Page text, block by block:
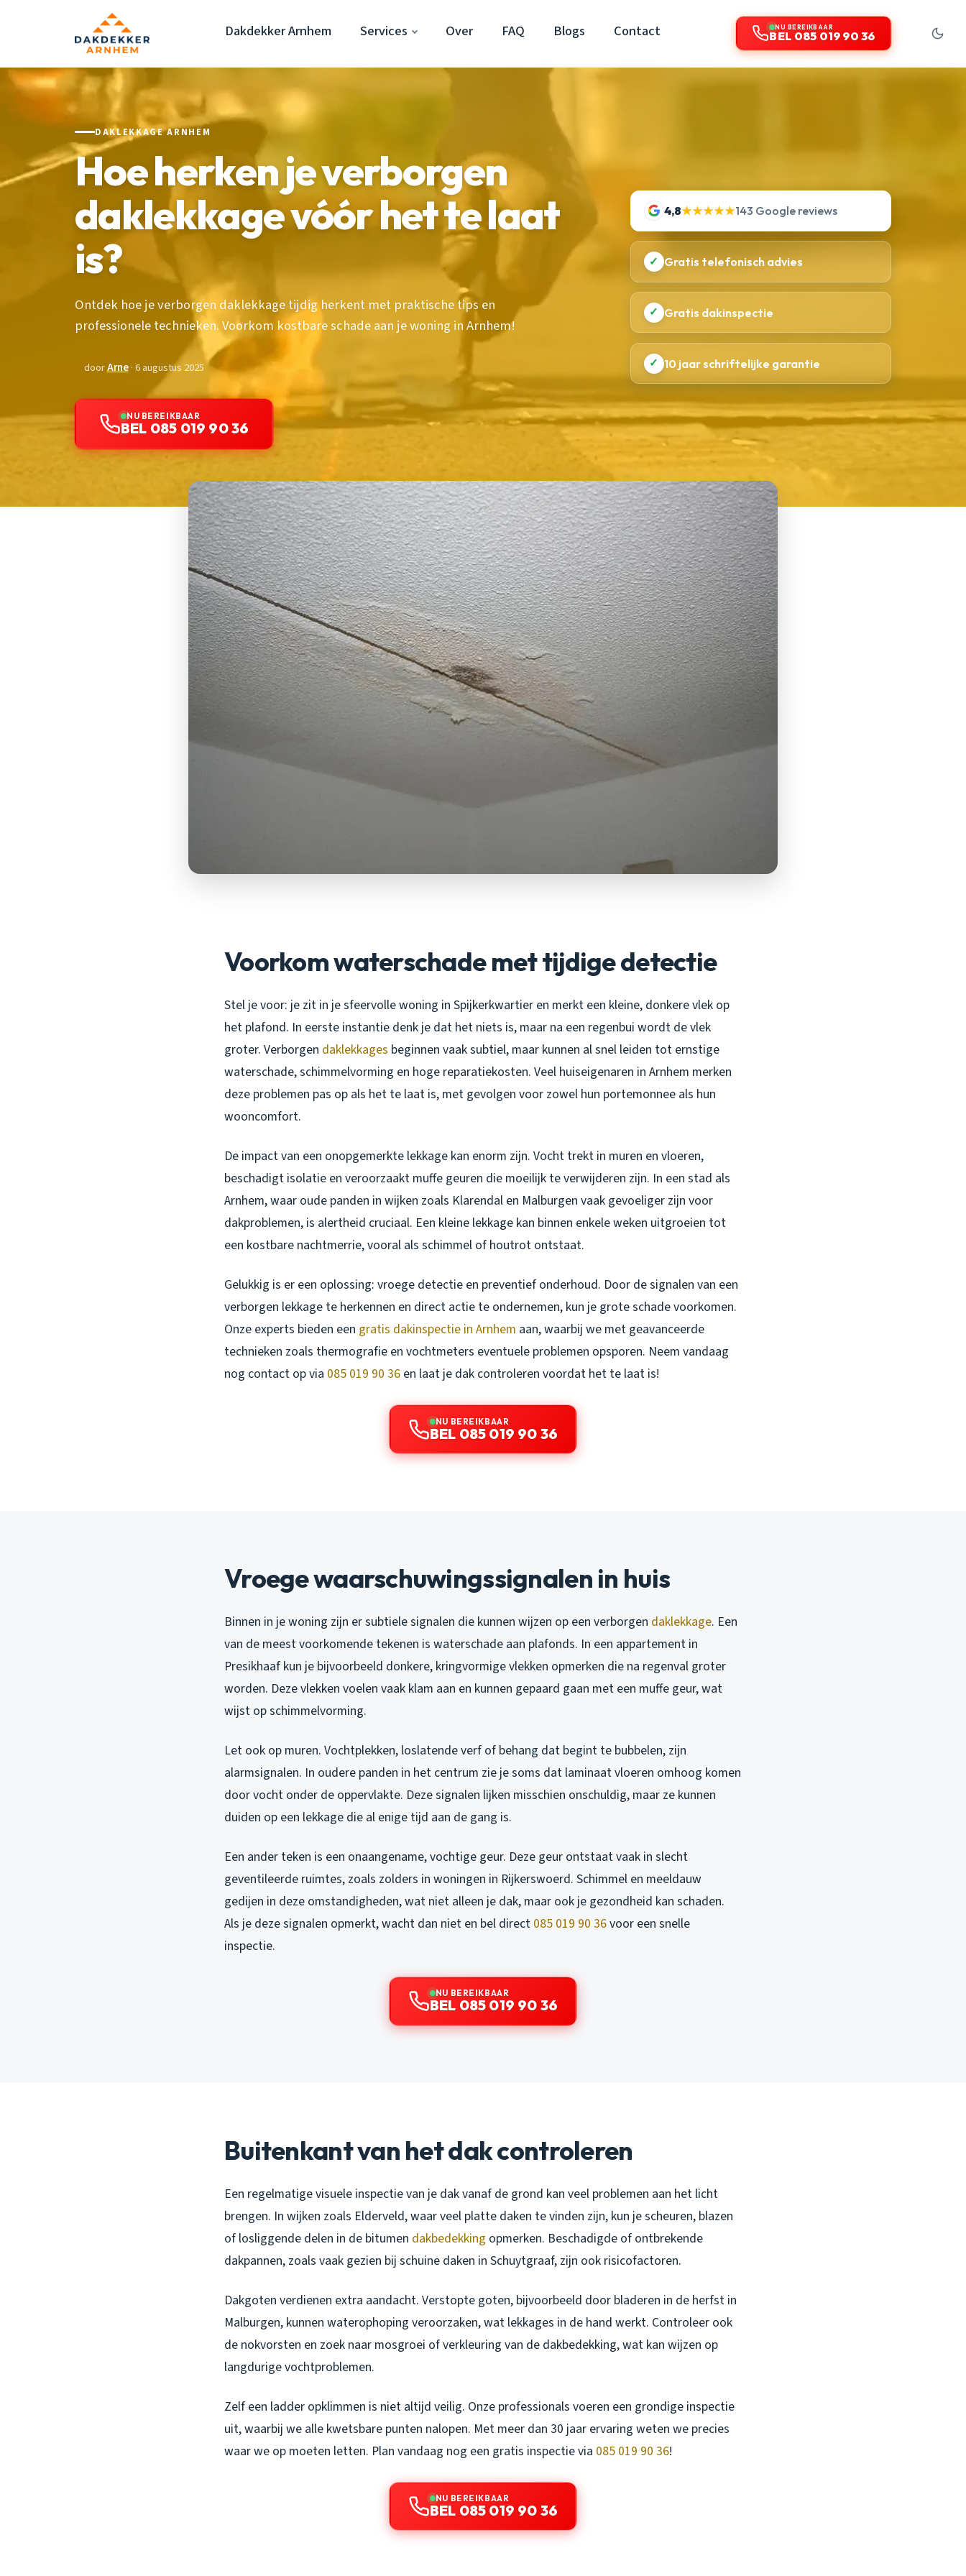
Dakdekker Arnhem Services Over FAQ Blogs Contact NU BEREIKBAAR
BEL 085 019 90 36
DAKLEKKAGE ARNHEM
Hoe herken je verborgen
daklekkage vóór het te laat
is?
Ontdek hoe je verborgen daklekkage tijdig herkent met praktische tips en
professionele technieken. Voorkom kostbare schade aan je woning in Arnhem!
doorArne· 6 augustus 2025
NU BEREIKBAAR
BEL 085 019 90 36
4,8★★★★★143 Google reviews
✓ Gratis telefonisch advies
✓ Gratis dakinspectie
✓ 10 jaar schriftelijke garantie
Voorkom waterschade met tijdige detectie
Stel je voor: je zit in je sfeervolle woning in Spijkerkwartier en merkt een kleine, donkere vlek op
het plafond. In eerste instantie denk je dat het niets is, maar na een regenbui wordt de vlek
groter. Verborgen daklekkages beginnen vaak subtiel, maar kunnen al snel leiden tot ernstige
waterschade, schimmelvorming en hoge reparatiekosten. Veel huiseigenaren in Arnhem merken
deze problemen pas op als het te laat is, met gevolgen voor zowel hun portemonnee als hun
wooncomfort.
De impact van een onopgemerkte lekkage kan enorm zijn. Vocht trekt in muren en vloeren,
beschadigt isolatie en veroorzaakt muffe geuren die moeilijk te verwijderen zijn. In een stad als
Arnhem, waar oude panden in wijken zoals Klarendal en Malburgen vaak gevoeliger zijn voor
dakproblemen, is alertheid cruciaal. Een kleine lekkage kan binnen enkele weken uitgroeien tot
een kostbare nachtmerrie, vooral als schimmel of houtrot ontstaat.
Gelukkig is er een oplossing: vroege detectie en preventief onderhoud. Door de signalen van een
verborgen lekkage te herkennen en direct actie te ondernemen, kun je grote schade voorkomen.
Onze experts bieden een gratis dakinspectie in Arnhem aan, waarbij we met geavanceerde
technieken zoals thermografie en vochtmeters eventuele problemen opsporen. Neem vandaag
nog contact op via 085 019 90 36 en laat je dak controleren voordat het te laat is!
NU BEREIKBAAR
BEL 085 019 90 36
Vroege waarschuwingssignalen in huis
Binnen in je woning zijn er subtiele signalen die kunnen wijzen op een verborgen daklekkage. Een
van de meest voorkomende tekenen is waterschade aan plafonds. In een appartement in
Presikhaaf kun je bijvoorbeeld donkere, kringvormige vlekken opmerken die na regenval groter
worden. Deze vlekken voelen vaak klam aan en kunnen gepaard gaan met een muffe geur, wat
wijst op schimmelvorming.
Let ook op muren. Vochtplekken, loslatende verf of behang dat begint te bubbelen, zijn
alarmsignalen. In oudere panden in het centrum zie je soms dat laminaat vloeren omhoog komen
door vocht onder de oppervlakte. Deze signalen lijken misschien onschuldig, maar ze kunnen
duiden op een lekkage die al enige tijd aan de gang is.
Een ander teken is een onaangename, vochtige geur. Deze geur ontstaat vaak in slecht
geventileerde ruimtes, zoals zolders in woningen in Rijkerswoerd. Schimmel en meeldauw
gedijen in deze omstandigheden, wat niet alleen je dak, maar ook je gezondheid kan schaden.
Als je deze signalen opmerkt, wacht dan niet en bel direct 085 019 90 36voor een snelle
inspectie.
NU BEREIKBAAR
BEL 085 019 90 36
Buitenkant van het dak controleren
Een regelmatige visuele inspectie van je dak vanaf de grond kan veel problemen aan het licht
brengen. In wijken zoals Elderveld, waar veel platte daken te vinden zijn, kun je scheuren, blazen
of losliggende delen in de bitumen dakbedekking opmerken. Beschadigde of ontbrekende
dakpannen, zoals vaak gezien bij schuine daken in Schuytgraaf, zijn ook risicofactoren.
Dakgoten verdienen extra aandacht. Verstopte goten, bijvoorbeeld door bladeren in de herfst in
Malburgen, kunnen waterophoping veroorzaken, wat lekkages in de hand werkt. Controleer ook
de nokvorsten en zoek naar mosgroei of verkleuring van de dakbedekking, wat kan wijzen op
langdurige vochtproblemen.
Zelf een ladder opklimmen is niet altijd veilig. Onze professionals voeren een grondige inspectie
uit, waarbij we alle kwetsbare punten nalopen. Met meer dan 30 jaar ervaring weten we precies
waar we op moeten letten. Plan vandaag nog een gratis inspectie via 085 019 90 36!
NU BEREIKBAAR
BEL 085 019 90 36